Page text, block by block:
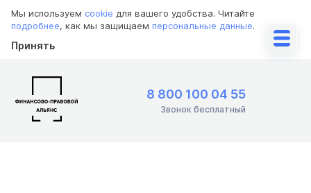
Мы используем cookie для вашего удобства. Читайте
подробнее, как мы защищаем персональные данные.
Принять
8 800 100 04 55
Звонок бесплатный